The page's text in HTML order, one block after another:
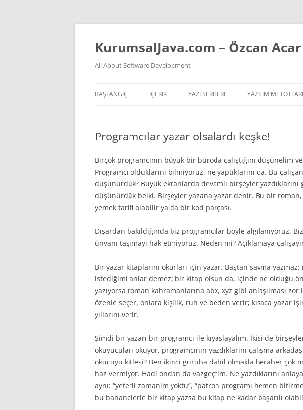
İçeriğe
KurumsalJava.com – Özcan Acar
All About Software Development
BAŞLANGIÇ İÇERİK
YAPAY ZEKA VIDEOLARI
YAPAY ZEKA KONULU YAZILAR
YAZILIM HAKKINDA GENEL
DÜŞÜNCELER
JAVA
İLERI JAVA
MAKALELER
EĞITIM VIDEOLARI (SCREENCAST)
SEMINERLER – SUNUMLAR
SPRING ÇATISI
PÜF NOKTASI
YAZI SERILERI
TEMEL PRENSIPLER YAZI SERISI
KOKAN KOD YAZI SERISI
YAZILIM METOTLARI
REFACTORING
TASARIM
TASARIM
YAZILIM TESTLERI
TEST DRIVEN
Programcılar yazar olsalardı keşke!
Birçok programcının büyük bir büroda çalıştığını düşünelim
Programcı olduklarını bilmiyoruz, ne yaptıklarını da. Bu
düşünürdük? Büyük ekranlarda devamlı birşeyler yazdıklarını
düşünürdük belki. Birşeyler yazana yazar denir. Bu bir
yemek tarifi olabilir ya da bir kod parçası.
Dışardan bakıldığında biz programcılar böyle algılanıyoruz.
ünvanı taşımayı hak etmiyoruz. Neden mi? Açıklamaya
Bir yazar kitaplarını okurları için yazar. Baştan savma
istediğimi anlar demez; bir kitap olsun da, içinde ne olduğu
yazıyorsa roman kahramanlarına abx, xyz gibi anlaşılması
özenle seçer, onlara kişilik, ruh ve beden verir; kısaca yazar
yıllarını verir.
Şimdi bir yazarı bir programcı ile kıyaslayalım. İkisi de birşeyler
okuyucuları okuyor, programcının yazdıklarını çalışma
okucuyu kitlesi? Ben ikinci guruba dahil olmakla beraber çok
haz vermiyor. Hadi ondan da vazgeçtim. Ne yazdıklarını
aynı: “yeterli zamanim yoktu”, “patron programı hemen
bu bahanelerle bir kitap yazsa bu kitap ne kadar başarılı